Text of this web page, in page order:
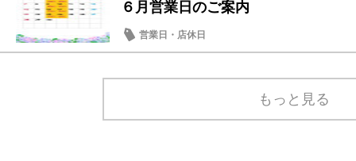
６月営業日のご案内
営業日・店休日
もっと見る